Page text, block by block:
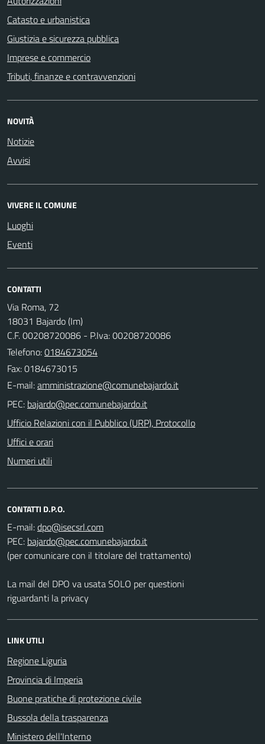
Catasto e urbanistica
Giustizia e sicurezza pubblica
Imprese e commercio
Tributi, finanze e contravvenzioni
NOVITÀ
Notizie
Avvisi
VIVERE IL COMUNE
Luoghi
Eventi
CONTATTI
Via Roma, 72
18031 Bajardo (Im)
C.F. 00208720086 - P.Iva: 00208720086
Telefono:0184673054
Fax: 0184673015
E-mail:
PEC:
Ufficio Relazioni con il Pubblico (URP), Protocollo
Uffici e orari
Numeri utili
CONTATTI D.P.O.
E-mail:
PEC:
(per comunicare con il titolare del trattamento)
La mail del DPO va usata SOLO per questioni
riguardanti la privacy
LINK UTILI
Regione Liguria
Provincia di Imperia
Buone pratiche di protezione civile
Bussola della trasparenza
Ministero dell'Interno